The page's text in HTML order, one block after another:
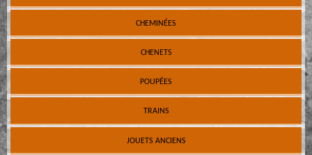
CHEMINÉES
CHENETS
POUPÉES
TRAINS
JOUETS ANCIENS